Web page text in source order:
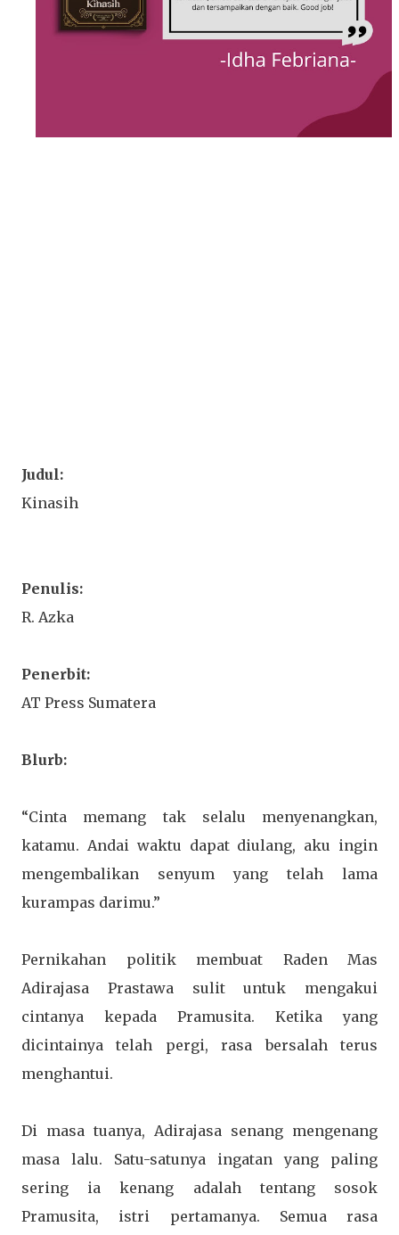
Judul:
Kinasih
Penulis:
R. Azka
Penerbit:
AT Press Sumatera
Blurb:
“Cinta memang tak selalu menyenangkan,
katamu. Andai waktu dapat diulang, aku ingin
mengembalikan senyum yang telah lama
kurampas darimu.”
Pernikahan politik membuat Raden Mas
Adirajasa Prastawa sulit untuk mengakui
cintanya kepada Pramusita. Ketika yang
dicintainya telah pergi, rasa bersalah terus
menghantui.
Di masa tuanya, Adirajasa senang mengenang
masa lalu. Satu-satunya ingatan yang paling
sering ia kenang adalah tentang sosok
Pramusita, istri pertamanya. Semua rasa